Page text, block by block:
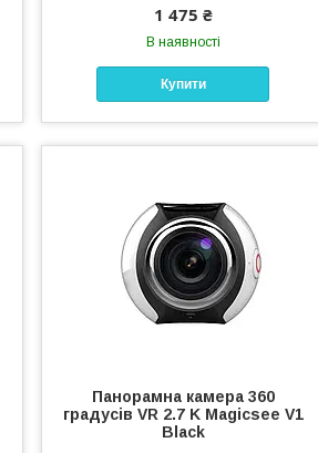
1 475 ₴
В наявності
Купити
Панорамна камера 360
градусів VR 2.7 K Magicsee V1
Black